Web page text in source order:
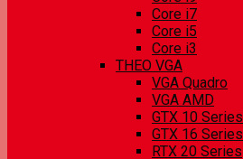
Core i7
Core i5
Core i3
THEO VGA
VGA Quadro
VGA AMD
GTX 10 Series
GTX 16 Series
RTX 20 Series